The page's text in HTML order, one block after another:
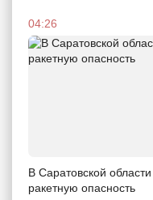
04:26
В Саратовской
ракетную опасность